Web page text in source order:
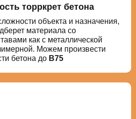
торркрет бетона
объекта и назначения,
материала со
как с металлической
Можем произвести
бетона до В75